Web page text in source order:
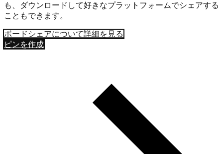
も、ダウンロードして好きなプラットフォームでシェアする
こともできます。
ボードシェアについて詳細を見る
ピンを作成